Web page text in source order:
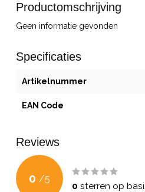
Productomschrijving
Geen informatie gevonden
Specificaties
Artikelnummer
EAN Code
Reviews
0 /5
0 sterren op